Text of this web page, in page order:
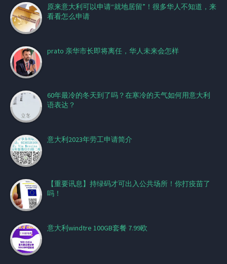
原来意大利可以申请“就地居留”！很多华人不知道，来
看看怎么申请
prato 亲华市长即将离任，华人未来会怎样
60年最冷的冬天到了吗？在寒冷的天气如何用意大利
语表达？
意大利2023年劳工申请简介
【重要讯息】持绿码才可出入公共场所！你打疫苗了
吗！
意大利windtre 100GB套餐 7.99欧